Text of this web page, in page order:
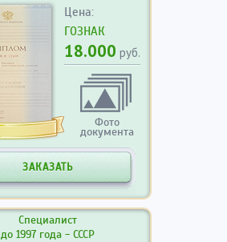
Цена:
ГОЗНАК
18.000 руб.
Фото
документа
ЗАКАЗАТЬ
Специалист
до 1997 года - СССР